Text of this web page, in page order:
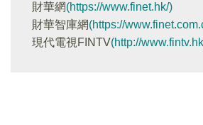
財華網(https://www.finet.hk/)
財華智庫網(https://
現代電視FINTV(http://